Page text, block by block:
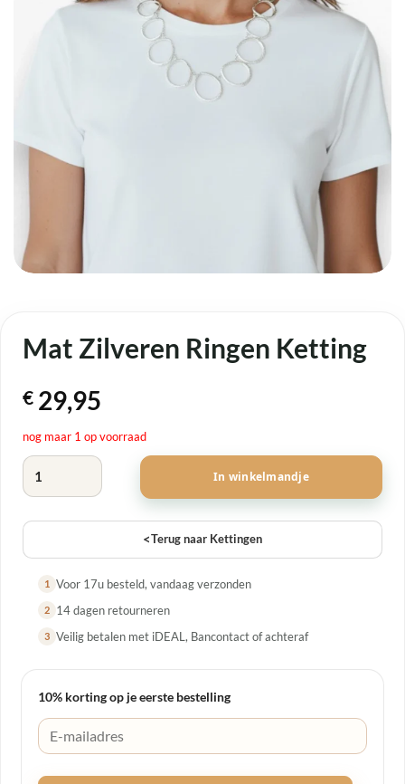
Mat Zilveren Ringen Ketting
€ 29,95
nog maar 1 op voorraad
Mat Zilveren Ringen Ketting aantal
In winkelmandje
<Terug naar Kettingen
1 Voor 17u besteld, vandaag verzonden
2 14 dagen retourneren
3 Veilig betalen met iDEAL, Bancontact of achteraf
10% korting op je eerste bestelling